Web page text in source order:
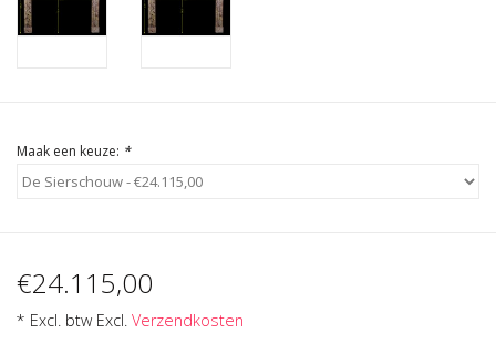
Maak een keuze: *
€24.115,00
* Excl. btw Excl. Verzendkosten